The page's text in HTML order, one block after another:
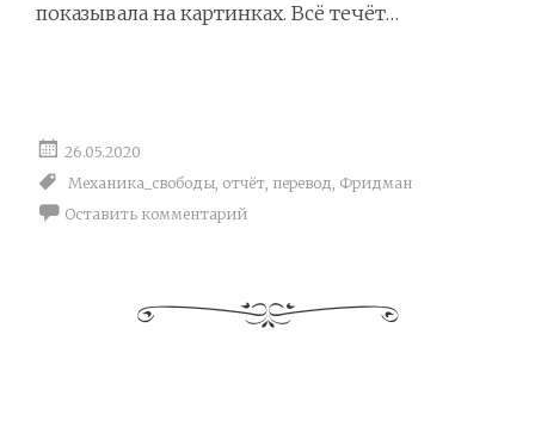
показывала на картинках. Всё течёт…
26.05.2020
Механика_свободы, отчёт, перевод, Фридман
Оставить комментарий